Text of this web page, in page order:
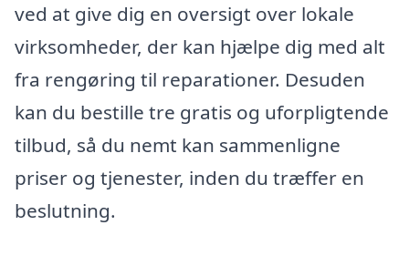
ved at give dig en oversigt over lokale
virksomheder, der kan hjælpe dig med alt
fra rengøring til reparationer. Desuden
kan du bestille tre gratis og uforpligtende
tilbud, så du nemt kan sammenligne
priser og tjenester, inden du træffer en
beslutning.